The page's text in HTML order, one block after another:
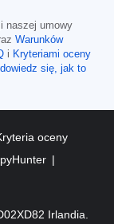
naszej umowy
Warunków
i Kryteriami oceny
dowiedz się, jak to
oceny
Irlandia.